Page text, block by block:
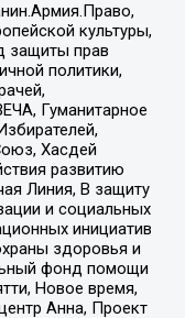
культуры,
защиты прав
политики,
Гуманитарное
Хасдей
развитию
Линия, В защиту
и социальных
инициатив
здоровья и
фонд помощи
Новое время,
Анна, Проект